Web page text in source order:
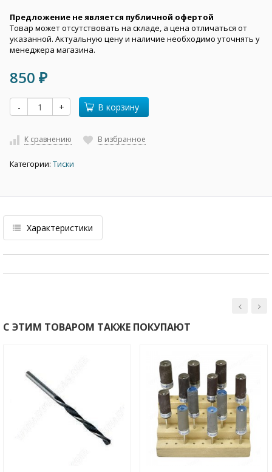
Предложение не является публичной офертой
Товар может отсутствовать на складе, а цена отличаться от
указанной. Актуальную цену и наличие необходимо уточнять у
менеджера магазина.
850 ₽
- + В корзину
К сравнению В избранное
Категории: Тиски
Характеристики
С ЭТИМ ТОВАРОМ ТАКЖЕ ПОКУПАЮТ